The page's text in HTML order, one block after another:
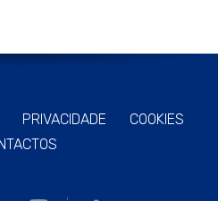
PRIVACIDADE
COOKIES